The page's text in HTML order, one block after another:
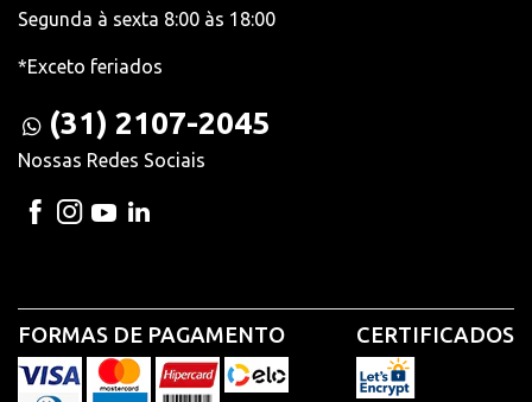
Segunda à sexta 8:00 às 18:00
*Exceto feriados
(31) 2107-2045
Nossas Redes Sociais
FORMAS DE PAGAMENTO CERTIFICADOS